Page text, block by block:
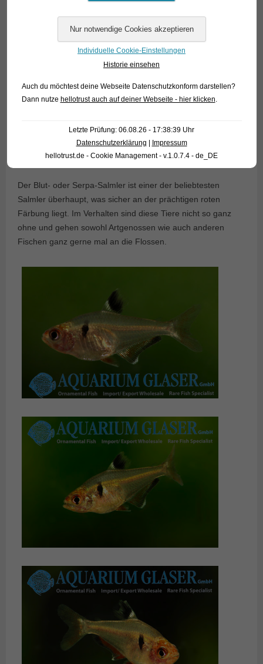
Hyphessobrycon eques wild
14. Juli 2017
Der Blut- oder Serpa-Salmler ist einer der beliebtesten
Salmler überhaupt, was sicher an der prächtigen roten
Färbung liegt. Im Verhalten sind diese Tiere nicht so ganz
ohne und gehen sowohl Artgenossen wie auch anderen
Fischen ganz gerne mal an die Flossen.
Individuelle Cookie-Einstellungen
Historie einsehen
Auch du möchtest deine Webseite Datenschutzkonform darstellen?
Dann nutze hellotrust auch auf deiner Webseite - hier klicken
Letzte Prüfung: 06.08.26 - 17:38:39 Uhr
Datenschutzerklärung | Impressum
hellotrust.de - Cookie Management - v.1.0.7.4 - de_DE